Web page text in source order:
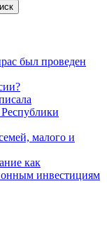
был проведен
малого и
как
инвестициям